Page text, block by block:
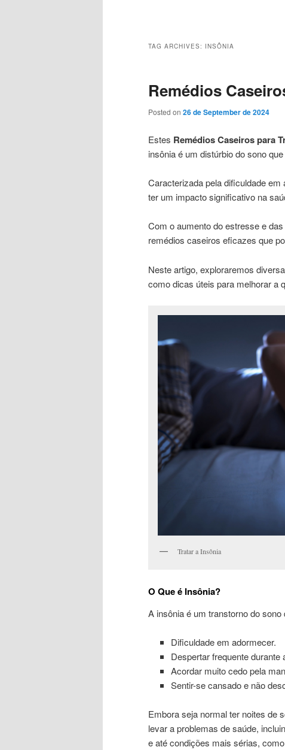
TAG ARCHIVES: INSÔNIA
Remédios
Posted on 26 de September de 2024
Estes Remédios Caseiros para
insônia é um distúrbio do sono
Caracterizada pela dificuldade
ter um impacto significativo na
Com o aumento do estresse e
remédios caseiros eficazes que
Neste artigo, exploraremos
como dicas úteis para melhorar a
Tratar a Insônia
O Que é Insônia?
A insônia é um transtorno do
Dificuldade em adormecer.
Despertar frequente durante
Acordar muito cedo pela
Sentir-se cansado e não
Embora seja normal ter noites de
levar a problemas de saúde,
e até condições mais sérias,